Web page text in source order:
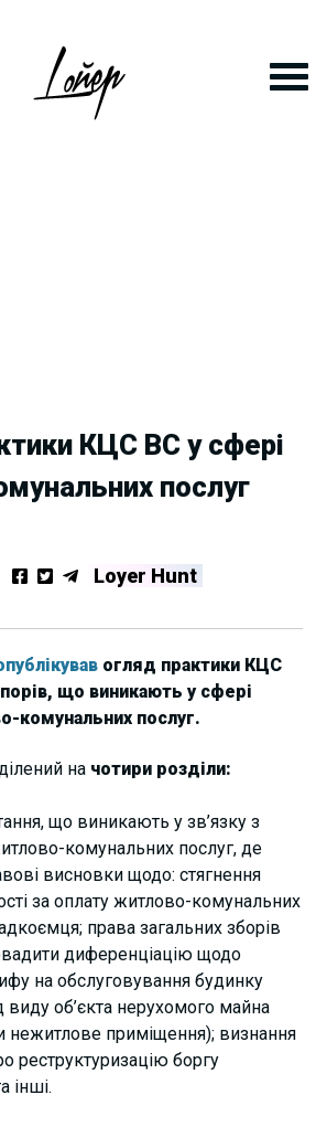
КЦС ВС у сфері
послуг
Loyer Hunt
огляд практики КЦС
що виникають у сфері
комунальних послуг.
на чотири розділи:
що виникають у зв’язку з
комунальних послуг, де
висновки щодо: стягнення
за оплату житлово-комунальних
права загальних зборів
диференціацію щодо
на обслуговування будинку
виду об’єкта нерухомого майна
нежитлове приміщення); визнання
реструктуризацію боргу
інші.